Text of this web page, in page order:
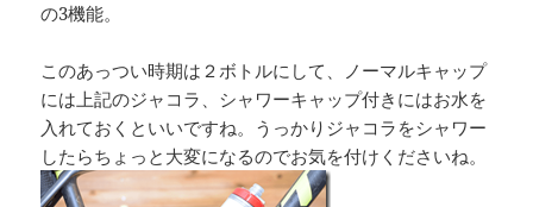
の3機能。
このあっつい時期は２ボトルにして、ノーマルキャップ
には上記のジャコラ、シャワーキャップ付きにはお水を
入れておくといいですね。うっかりジャコラをシャワー
したらちょっと大変になるのでお気を付けくださいね。